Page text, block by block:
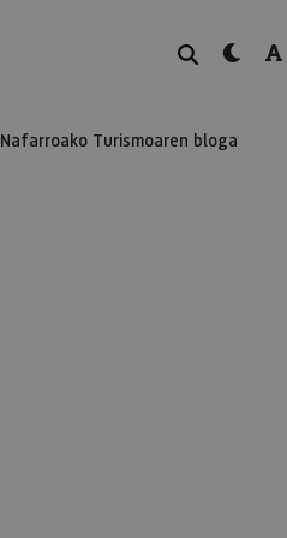
BILATUdark-
Nafarroako Turismoaren bloga